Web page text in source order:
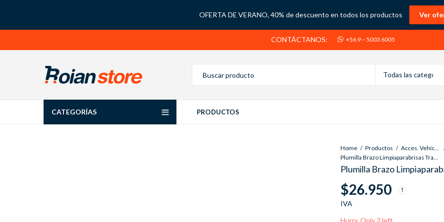
OFERTA DE VERANO, 40% de descuento en todos los productos Ver
CONTÁCTANOS: +56 9 – 5003 6005
CATEGORÍAS PRODUCTOS
Home Productos Acces. Vehículos
Plumilla Brazo Limpiaparabrisas Trasero Honda Pilot 14 09-15
Plumilla Brazo
$26.950
IVA
Hurry, Only 2 left.